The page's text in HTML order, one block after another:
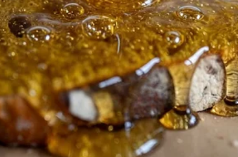
pode durar algumas semanas, desde que o